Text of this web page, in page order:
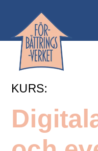
KURS: